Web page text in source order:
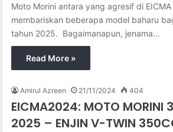
Moto Morini antara yang agresif di
membariskan beberapa model baharu
tahun 2025. Bagaimanapun, jenama…
Read More »
Amirul Azreen 21/11/2024 404
EICMA2024: MOTO MORINI
2025 – ENJIN V-TWIN